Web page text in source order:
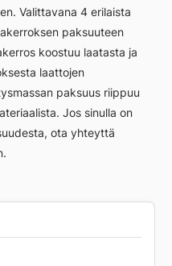
Valittavana 4 erilaista
paksuuteen
koostuu laatasta ja
laattojen
paksuus riippuu
Jos sinulla on
ota yhteyttä